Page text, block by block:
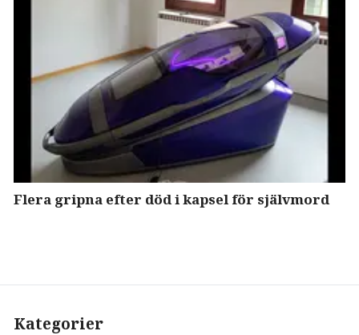
Flera gripna efter död i kapsel för självmord
Kategorier